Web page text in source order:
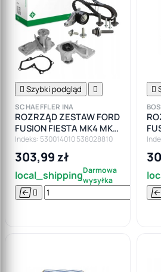
 Szybki podgląd 
SCHAEFFLER INA
ROZRZĄD ZESTAW FORD
FUSION FIESTA MK4 MK5
FOCUS I II PUMA 1.25 1.4
1.6
Indeks: 530014010 538028810
303,99 zł
local_shippingDarmowa
wysyłka
 

1.4